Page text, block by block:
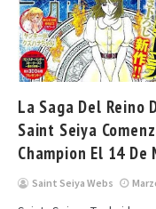
La Saga Del Reino
Saint Seiya
Champion El 14 De
Saint Seiya Webs